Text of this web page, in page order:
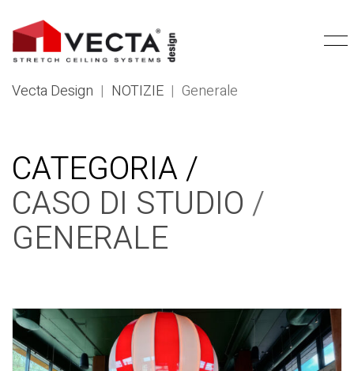
Vecta Design | NOTIZIE | Generale
CATEGORIA /
CASO DI STUDIO /
GENERALE